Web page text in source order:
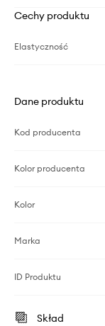
Cechy produktu
Elastyczność
Dane produktu
Kod producenta
Kolor producenta
Kolor
Marka
ID Produktu
Skład